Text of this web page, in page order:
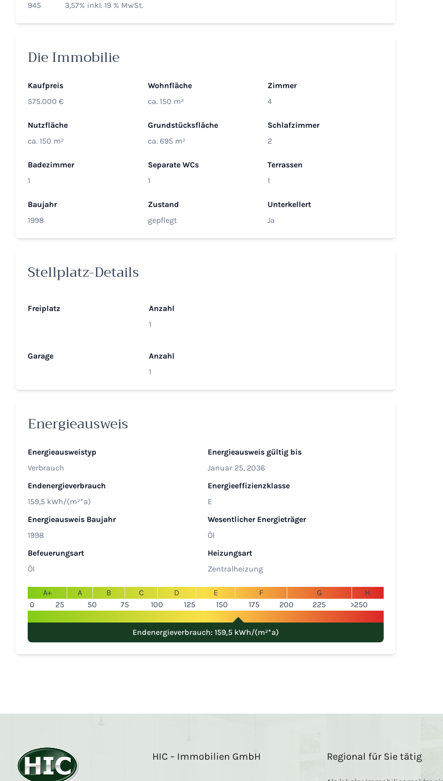
945
3,57% inkl. 19 % MwSt.
Die Immobilie
Kaufpreis
575.000 €
Wohnfläche
ca. 150 m²
Zimmer
4
Nutzfläche
ca. 150 m²
Grundstücksfläche
ca. 695 m²
Schlafzimmer
2
Badezimmer
1
Separate WCs
1
Terrassen
1
Baujahr
1998
Zustand
gepflegt
Unterkellert
Ja
Stellplatz-Details
Freiplatz
Anzahl
1
Garage
Anzahl
1
Energieausweis
Energieausweistyp
Verbrauch
Energieausweis gültig bis
Januar 25, 2036
Endenergieverbrauch
159,5 kWh/(m²*a)
Energieeffizienzklasse
E
Energieausweis Baujahr
1998
Wesentlicher Energieträger
Öl
Befeuerungsart
Öl
Heizungsart
Zentralheizung
A+ A B C D E F G
H
0
25 50 75 100 125 150 175 200 225 >250
Endenergieverbrauch: 159,5 kWh/(m²*a)
HIC – Immobilien GmbH Regional für Sie tätig